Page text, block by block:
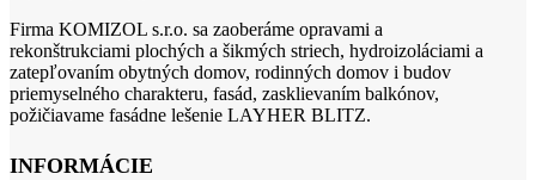
Firma KOMIZOL s.r.o. sa zaoberáme opravami a
rekonštrukciami plochých a šikmých striech, hydroizoláciami a
zatepľovaním obytných domov, rodinných domov i budov
priemyselného charakteru, fasád, zasklievaním balkónov,
požičiavame fasádne lešenie LAYHER BLITZ.
INFORMÁCIE